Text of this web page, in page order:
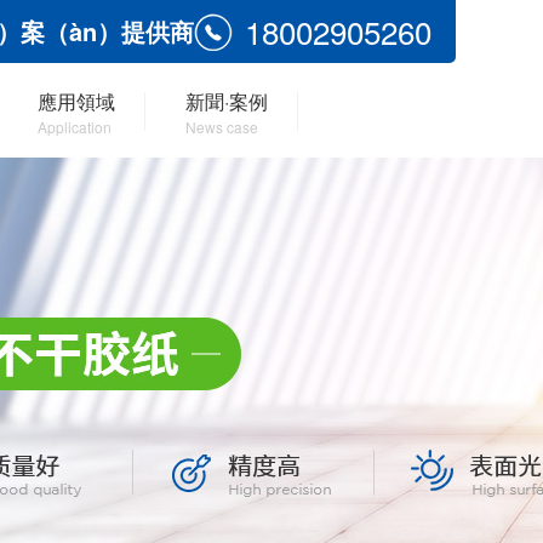
案（àn）提供商 18002905260
應用領域
Application
新聞·案例
News case